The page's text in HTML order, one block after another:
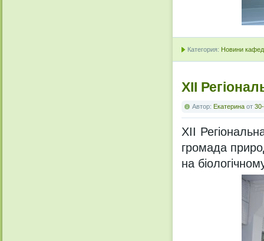
Категория: Новини
ХІІ
Автор: Екатерина от
ХІІ
громада
на